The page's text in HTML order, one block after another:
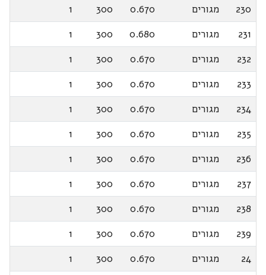
230
מגורים 0.670
300
1
231
מגורים 0.680
300
1
232
מגורים 0.670
300
1
233
מגורים 0.670
300
1
234
מגורים 0.670
300
1
235
מגורים 0.670
300
1
236
מגורים 0.670
300
1
237
מגורים 0.670
300
1
238
מגורים 0.670
300
1
239
מגורים 0.670
300
1
24
מגורים 0.670
300
1